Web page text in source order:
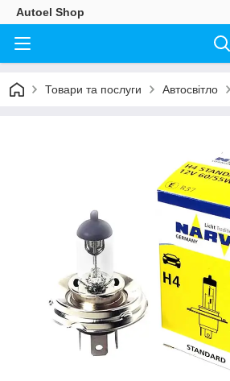
Autoel Shop
Товари та послуги Автосвітло